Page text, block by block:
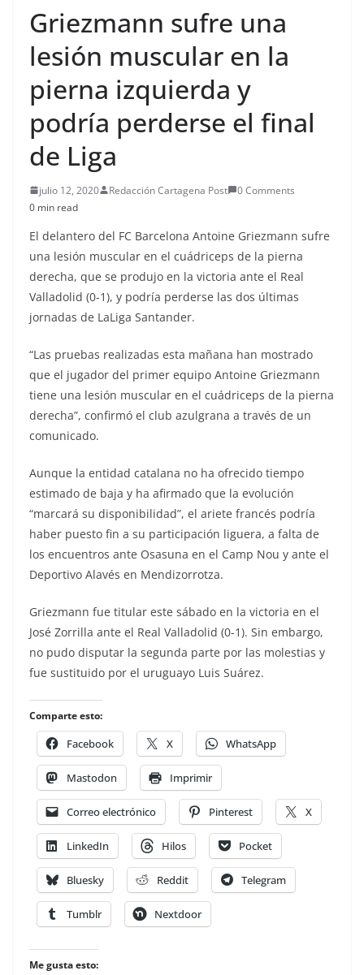
Griezmann sufre una
lesión muscular en la
pierna izquierda y
podría perderse el final
de Liga
julio 12, 2020 Redacción Cartagena Post
0 Comments
0 min read
El delantero del FC Barcelona Antoine Griezmann sufre
una lesión muscular en el cuádriceps de la pierna
derecha, que se produjo en la victoria ante el Real
Valladolid (0-1), y podría perderse las dos últimas
jornadas de LaLiga Santander.
“Las pruebas realizadas esta mañana han mostrado
que el jugador del primer equipo Antoine Griezmann
tiene una lesión muscular en el cuádriceps de la pierna
derecha”, confirmó el club azulgrana a través de un
comunicado.
Aunque la entidad catalana no ha ofrecido tiempo
estimado de baja y ha afirmado que la evolución
“marcará su disponibilidad”, el ariete francés podría
haber puesto fin a su participación liguera, a falta de
los encuentros ante Osasuna en el Camp Nou y ante el
Deportivo Alavés en Mendizorrotza.
Griezmann fue titular este sábado en la victoria en el
José Zorrilla ante el Real Valladolid (0-1). Sin embargo,
no pudo disputar la segunda parte por las molestias y
fue sustituido por el uruguayo Luis Suárez.
Comparte esto:
Facebook X WhatsApp
Mastodon Imprimir
Correo electrónico Pinterest X
LinkedIn Hilos Pocket
Bluesky Reddit Telegram
Tumblr Nextdoor
Me gusta esto: